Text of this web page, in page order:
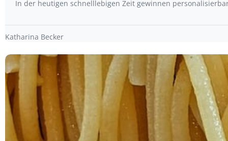
In der heutigen schnelllebigen Zeit gewinnen
Katharina Becker